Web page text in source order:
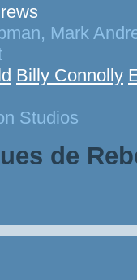
Mark
Billy Connolly
Studios
de